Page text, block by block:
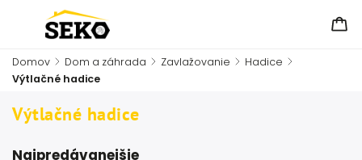
Domov / Dom a záhrada / Zavlažovanie / Hadice /
Výtlačné hadice
Výtlačné hadice
Najpredávanejšie